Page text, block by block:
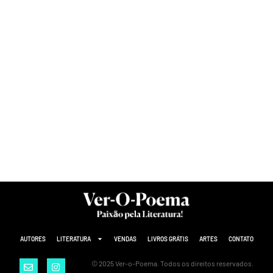
AUTORES LITERATURA VENDAS LIVROS GRÁTIS ARTES CONTATO
© 2025 Ver-o-Poema. Todos os direitos reservados.